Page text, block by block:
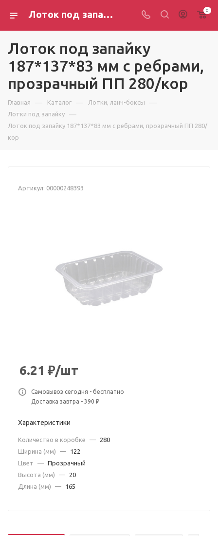
Лоток под запайку 187*137*83 мм с ребрами, прозрачный ПП 280/кор 0
Лоток под запайку
187*137*83 мм с ребрами,
прозрачный ПП 280/кор
Главная — Каталог — Лотки, ланч-боксы —
Лотки под запайку —
Лоток под запайку 187*137*83 мм с ребрами, прозрачный ПП 280/
кор
Артикул: 00000248393
6.21 ₽/шт
Самовывоз сегодня - бесплатно
Доставка завтра - 390 ₽
Характеристики
Количество в коробке —
280
Ширина (мм)
—
122
Цвет
— Прозрачный
Высота (мм)
—
20
Длина (мм)
— 165